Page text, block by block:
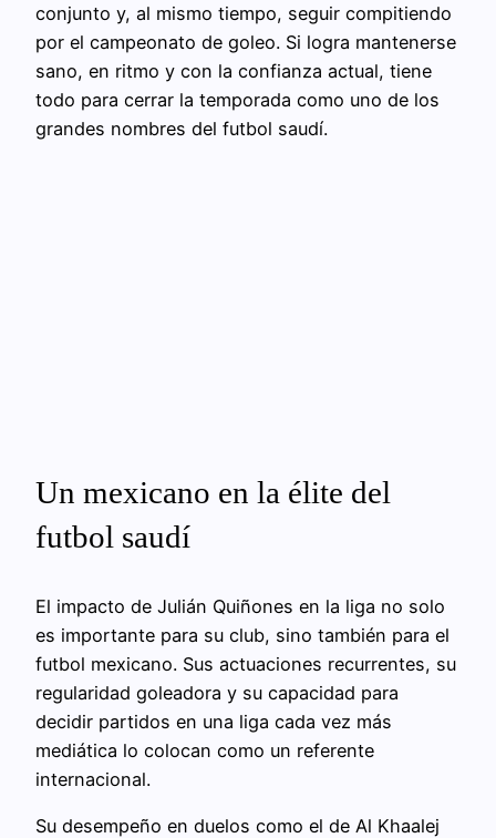
conjunto y, al mismo tiempo, seguir compitiendo
por el campeonato de goleo. Si logra mantenerse
sano, en ritmo y con la confianza actual, tiene
todo para cerrar la temporada como uno de los
grandes nombres del futbol saudí.
Un mexicano en la élite del
futbol saudí
El impacto de Julián Quiñones en la liga no solo
es importante para su club, sino también para el
futbol mexicano. Sus actuaciones recurrentes, su
regularidad goleadora y su capacidad para
decidir partidos en una liga cada vez más
mediática lo colocan como un referente
internacional.
Su desempeño en duelos como el de Al Khaalej